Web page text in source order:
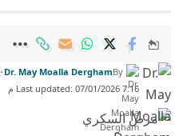
Last updated: 07/01/2026 7:16 م
By
Dr. May Moalla Dergham